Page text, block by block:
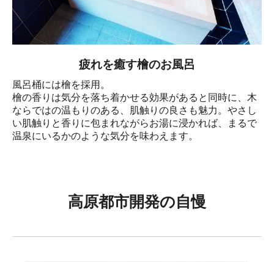
疲れを癒す檜のお風呂
風呂桶には檜を採用。
檜の香りは気分を落ち着かせる効果があると同時に、木
ならではの温もりのある、肌触りの良さも魅力。やさし
い肌触りと香りに包まれながらお湯に浸かれば、まるで
温泉にいるかのような気分を味わえます。
高原都市開発の自慢